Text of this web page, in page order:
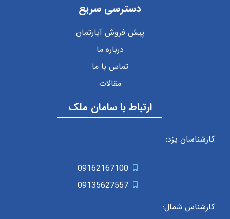
دسترسی سریع
پیش فروش آپارتمان
درباره ما
تماس با ما
مقالات
ارتباط با سامان ملک
کارشناسان یزد:
09162167100
09135627557
کارشناس شمال: